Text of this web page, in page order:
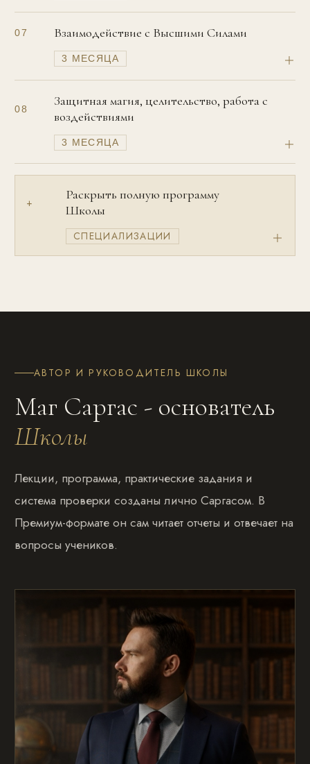
07 Взаимодействие с Высшими Силами
3 МЕСЯЦА
08
Защитная магия, целительство, работа с
воздействиями
3 МЕСЯЦА
+
Раскрыть полную программу
Школы
СПЕЦИАЛИЗАЦИИ
АВТОР И РУКОВОДИТЕЛЬ ШКОЛЫ
Маг Саргас - основатель
Школы
Лекции, программа, практические задания и
система проверки созданы лично Саргасом. В
Премиум-формате он сам читает отчеты и отвечает на
вопросы учеников.